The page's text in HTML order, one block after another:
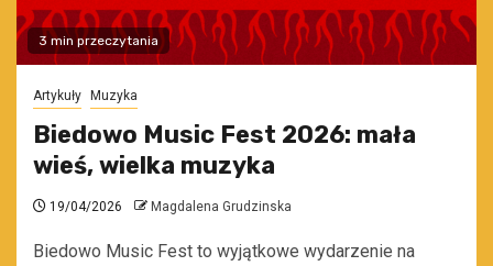
3 min przeczytania
Artykuły Muzyka
Biedowo Music Fest 2026: mała
wieś, wielka muzyka
19/04/2026 Magdalena Grudzinska
Biedowo Music Fest to wyjątkowe wydarzenie na